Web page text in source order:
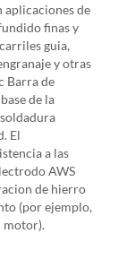
aplicaciones de
finas y
guia,
y otras
Barra de
de la
El
a las
AWS
de hierro
(por ejemplo,
motor).